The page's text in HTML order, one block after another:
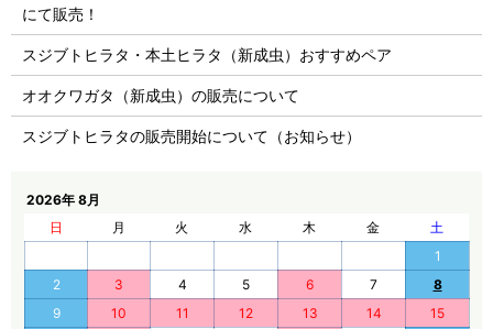
にて販売！
スジブトヒラタ・本土ヒラタ（新成虫）おすすめペア
オオクワガタ（新成虫）の販売について
スジブトヒラタの販売開始について（お知らせ）
2026年 8月
日
月 火 水 木 金
土
1
2
3 4 5 6 7
8
9
10 11 12 13 14
15